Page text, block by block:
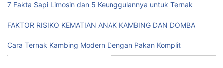
7 Fakta Sapi Limosin dan 5 Keunggulannya untuk Ternak
FAKTOR RISIKO KEMATIAN ANAK KAMBING DAN DOMBA
Cara Ternak Kambing Modern Dengan Pakan Komplit